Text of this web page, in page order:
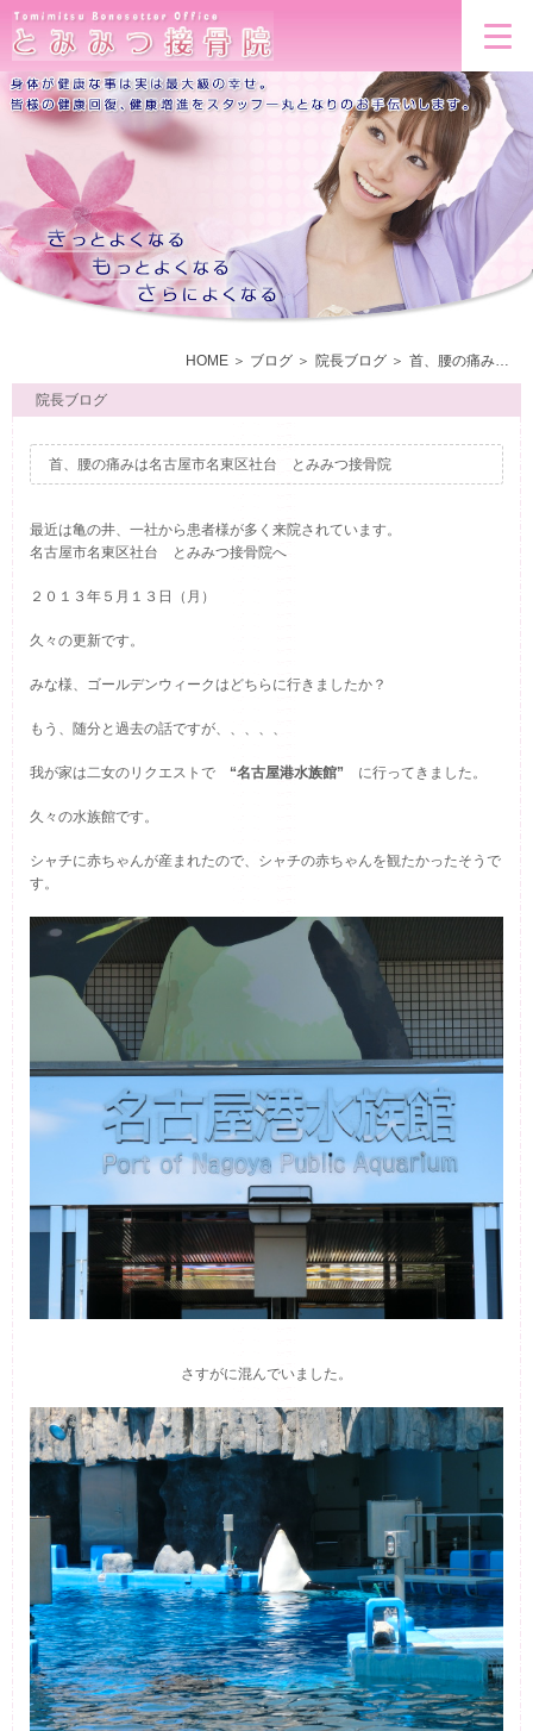
HOME ブログ 院長ブログ 首、腰の痛みは名古屋市名東区社台 とみみつ接骨院
院長ブログ
首、腰の痛みは名古屋市名東区社台 とみみつ接骨院
最近は亀の井、一社から患者様が多く来院されています。
名古屋市名東区社台 とみみつ接骨院へ
２０１３年５月１３日（月）
久々の更新です。
みな様、ゴールデンウィークはどちらに行きましたか？
もう、随分と過去の話ですが、、、、、
我が家は二女のリクエストで “名古屋港水族館” に行ってきました。
久々の水族館です。
シャチに赤ちゃんが産まれたので、シャチの赤ちゃんを観たかったそうで
す。
さすがに混んでいました。